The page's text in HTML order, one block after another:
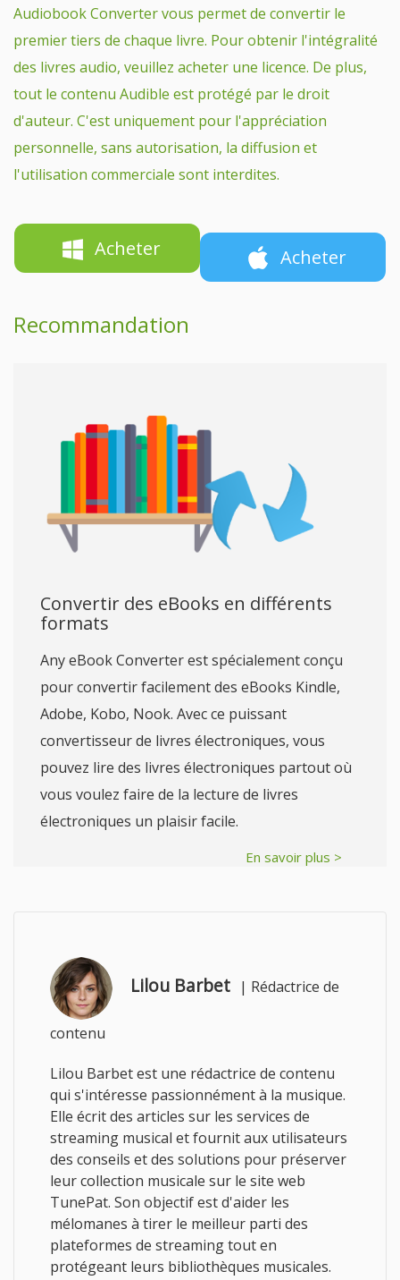
Audiobook Converter vous permet de convertir le
premier tiers de chaque livre. Pour obtenir l'intégralité
des livres audio, veuillez acheter une licence. De plus,
tout le contenu Audible est protégé par le droit
d'auteur. C'est uniquement pour l'appréciation
personnelle, sans autorisation, la diffusion et
l'utilisation commerciale sont interdites.
Acheter Acheter
Recommandation
Convertir des eBooks en différents
formats
Any eBook Converter est spécialement conçu
pour convertir facilement des eBooks Kindle,
Adobe, Kobo, Nook. Avec ce puissant
convertisseur de livres électroniques, vous
pouvez lire des livres électroniques partout où
vous voulez faire de la lecture de livres
électroniques un plaisir facile.
En savoir plus >
Lilou Barbet | Rédactrice de
contenu
Lilou Barbet est une rédactrice de contenu
qui s'intéresse passionnément à la musique.
Elle écrit des articles sur les services de
streaming musical et fournit aux utilisateurs
des conseils et des solutions pour préserver
leur collection musicale sur le site web
TunePat. Son objectif est d'aider les
mélomanes à tirer le meilleur parti des
plateformes de streaming tout en
protégeant leurs bibliothèques musicales.